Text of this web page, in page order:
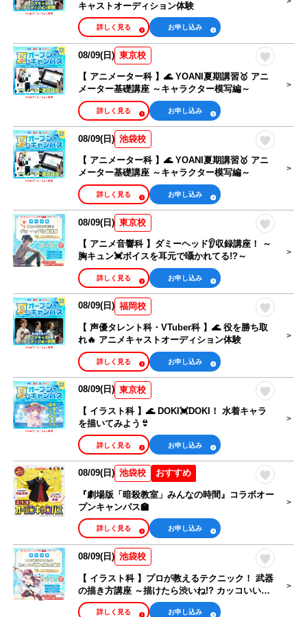
キャストオーディション体験
お申し込み
詳しく見る
08/09(日) 東京校
【 アニメーター科 】🌊 YOANI夏期講習🥇 アニ
メーター基礎講座 ～キャラクター模写編～
お申し込み
詳しく見る
08/09(日) 池袋校
【 アニメーター科 】🌊 YOANI夏期講習🥇 アニ
メーター基礎講座 ～キャラクター模写編～
お申し込み
詳しく見る
08/09(日) 東京校
【 アニメ音響科 】ダミーヘッド👂収録講座！ ～
胸キュン💓ボイスを耳元で囁かれてる!?～
お申し込み
詳しく見る
08/09(日) 福岡校
【 声優タレント科・VTuber科 】🌊 役を勝ち取
れ🔥 アニメキャストオーディション体験
お申し込み
詳しく見る
08/09(日) 東京校
【 イラスト科 】🌊 DOKI💓DOKI！ 水着キャラ
を描いてみよう👙
お申し込み
詳しく見る
おすすめ
08/09(日) 池袋校
『劇場版「暗殺教室」みんなの時間』コラボオー
プンキャンパス🏫
お申し込み
詳しく見る
08/09(日) 池袋校
【 イラスト科 】プロが教えるテクニック！ 武器
の描き方講座 ～描けたら渋いね!? カッコいい銃
編～
お申し込み
詳しく見る